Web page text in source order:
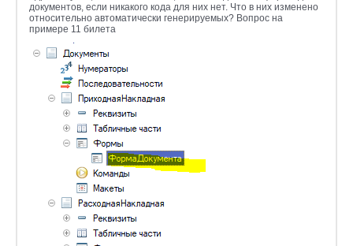
документов, если никакого кода для них нет. Что в них изменено
относительно автоматически генерируемых? Вопрос на
примере 11 билета